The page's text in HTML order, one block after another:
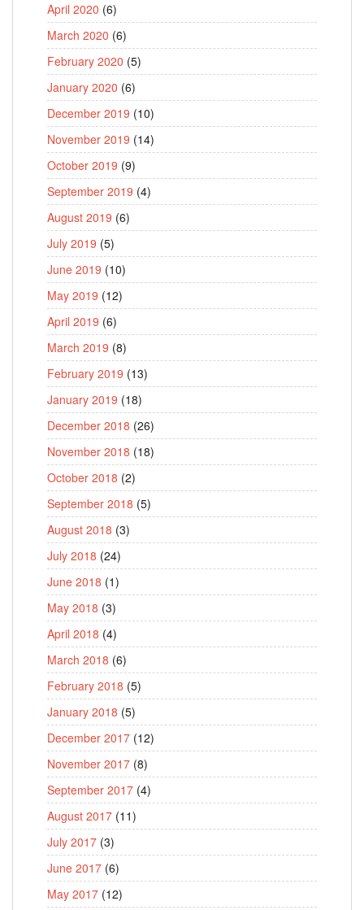
April 2020 (6)
March 2020 (6)
February 2020 (5)
January 2020 (6)
December 2019 (10)
November 2019 (14)
October 2019 (9)
September 2019 (4)
August 2019 (6)
July 2019 (5)
June 2019 (10)
May 2019 (12)
April 2019 (6)
March 2019 (8)
February 2019 (13)
January 2019 (18)
December 2018 (26)
November 2018 (18)
October 2018 (2)
September 2018 (5)
August 2018 (3)
July 2018 (24)
June 2018 (1)
May 2018 (3)
April 2018 (4)
March 2018 (6)
February 2018 (5)
January 2018 (5)
December 2017 (12)
November 2017 (8)
September 2017 (4)
August 2017 (11)
July 2017 (3)
June 2017 (6)
May 2017 (12)